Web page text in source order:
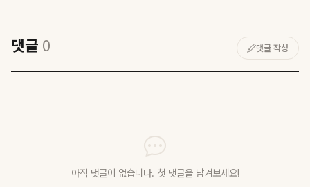
댓글 0 댓글 작성
아직 댓글이 없습니다. 첫 댓글을 남겨보세요!